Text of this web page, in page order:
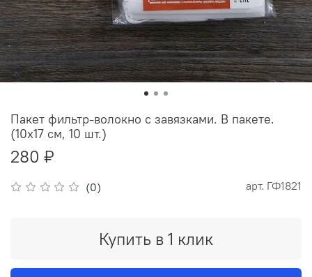
(0) арт. ГФ1821
Пакет фильтр-волокно с завязками. В пакете.
(10х17 см, 10 шт.)
280 ₽
Купить в 1 клик